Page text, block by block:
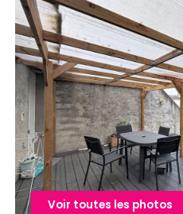
Voir toutes les photos